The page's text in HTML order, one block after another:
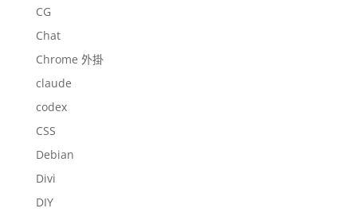
CG
Chat
Chrome 外掛
claude
codex
CSS
Debian
Divi
DIY